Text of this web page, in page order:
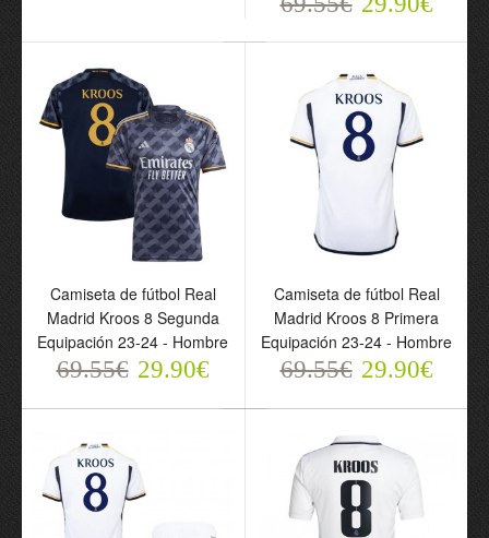
24 - Niño
69.55€
8 Segunda Equipación
23-24 - Niño
69.55€ 29.90€
Camiseta de fútbol Real
Madrid Kroos 8 Segunda
69.55€
Camiseta de fútbol Real
Madrid Kroos 8 Primera
69.55€ 29.90€
Camiseta de fútbol Real
Madrid Kroos 8 Segunda
Equipación 23-24 - Hombre
69.55€ 29.90€
Camiseta de fútbol Real
Madrid Kroos 8 Primera
Equipación 23-24 - Hombre
69.55€ 29.90€